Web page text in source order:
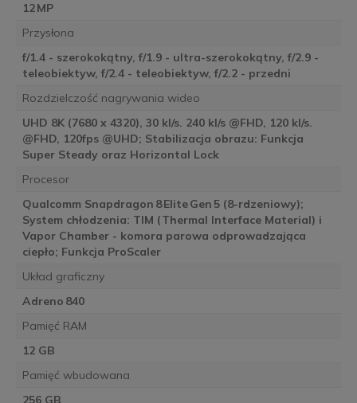
12 MP
Przysłona
f/1.4 - szerokokątny, f/1.9 - ultra-szerokokątny, f/2.9 -
teleobiektyw, f/2.4 - teleobiektyw, f/2.2 - przedni
Rozdzielczość nagrywania wideo
UHD 8K (7680 x 4320), 30 kl/s. 240 kl/s @FHD, 120 kl/s.
@FHD, 120fps @UHD; Stabilizacja obrazu: Funkcja
Super Steady oraz Horizontal Lock
Procesor
Qualcomm Snapdragon 8 Elite Gen 5 (8-rdzeniowy);
System chłodzenia: TIM (Thermal Interface Material) i
Vapor Chamber - komora parowa odprowadzająca
ciepło; Funkcja ProScaler
Układ graficzny
Adreno 840
Pamięć RAM
12 GB
Pamięć wbudowana
256 GB